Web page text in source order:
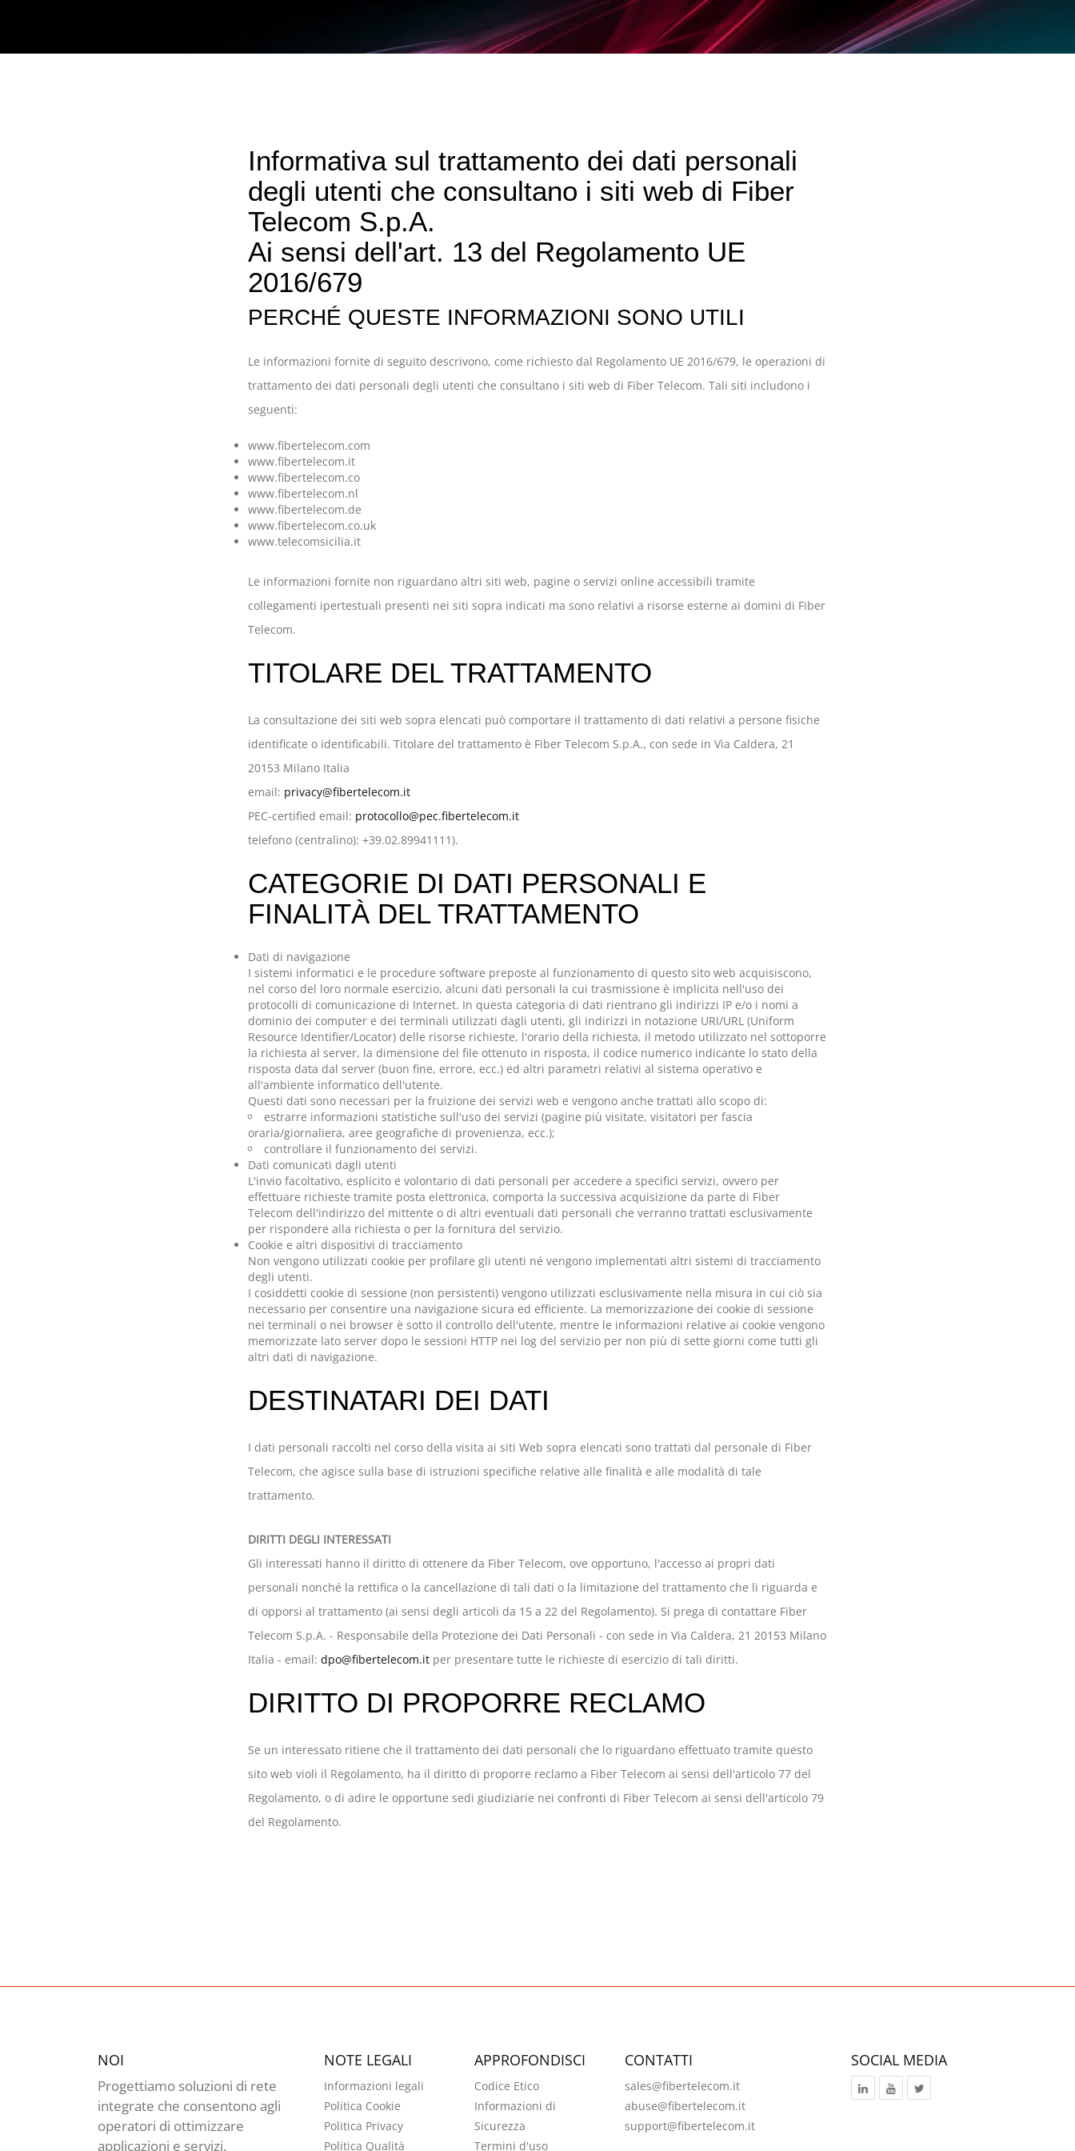
Informativa sul trattamento dei dati personali
degli utenti che consultano i siti web di Fiber
Telecom S.p.A.
Ai sensi dell'art. 13 del Regolamento UE
2016/679
PERCHÉ QUESTE INFORMAZIONI SONO UTILI
Le informazioni fornite di seguito descrivono, come richiesto dal Regolamento UE 2016/679, le operazioni di
trattamento dei dati personali degli utenti che consultano i siti web di Fiber Telecom. Tali siti includono i
seguenti:
www.fibertelecom.com
www.fibertelecom.it
www.fibertelecom.co
www.fibertelecom.nl
www.fibertelecom.de
www.fibertelecom.co.uk
www.telecomsicilia.it
Le informazioni fornite non riguardano altri siti web, pagine o servizi online accessibili tramite
collegamenti ipertestuali presenti nei siti sopra indicati ma sono relativi a risorse esterne ai domini di Fiber
Telecom.
TITOLARE DEL TRATTAMENTO
La consultazione dei siti web sopra elencati può comportare il trattamento di dati relativi a persone fisiche
identificate o identificabili. Titolare del trattamento è Fiber Telecom S.p.A., con sede in Via Caldera, 21
20153 Milano Italia
email: privacy@fibertelecom.it
PEC-certified email: protocollo@pec.fibertelecom.it
telefono (centralino): +39.02.89941111).
CATEGORIE DI DATI PERSONALI E
FINALITÀ DEL TRATTAMENTO
Dati di navigazione
I sistemi informatici e le procedure software preposte al funzionamento di questo sito web acquisiscono,
nel corso del loro normale esercizio, alcuni dati personali la cui trasmissione è implicita nell'uso dei
protocolli di comunicazione di Internet. In questa categoria di dati rientrano gli indirizzi IP e/o i nomi a
dominio dei computer e dei terminali utilizzati dagli utenti, gli indirizzi in notazione URI/URL (Uniform
Resource Identifier/Locator) delle risorse richieste, l'orario della richiesta, il metodo utilizzato nel sottoporre
la richiesta al server, la dimensione del file ottenuto in risposta, il codice numerico indicante lo stato della
risposta data dal server (buon fine, errore, ecc.) ed altri parametri relativi al sistema operativo e
all'ambiente informatico dell'utente.
Questi dati sono necessari per la fruizione dei servizi web e vengono anche trattati allo scopo di:
estrarre informazioni statistiche sull'uso dei servizi (pagine più visitate, visitatori per fascia
oraria/giornaliera, aree geografiche di provenienza, ecc.);
controllare il funzionamento dei servizi.
Dati comunicati dagli utenti
L'invio facoltativo, esplicito e volontario di dati personali per accedere a specifici servizi, ovvero per
effettuare richieste tramite posta elettronica, comporta la successiva acquisizione da parte di Fiber
Telecom dell'indirizzo del mittente o di altri eventuali dati personali che verranno trattati esclusivamente
per rispondere alla richiesta o per la fornitura del servizio.
Cookie e altri dispositivi di tracciamento
Non vengono utilizzati cookie per profilare gli utenti né vengono implementati altri sistemi di tracciamento
degli utenti.
I cosiddetti cookie di sessione (non persistenti) vengono utilizzati esclusivamente nella misura in cui ciò sia
necessario per consentire una navigazione sicura ed efficiente. La memorizzazione dei cookie di sessione
nei terminali o nei browser è sotto il controllo dell'utente, mentre le informazioni relative ai cookie vengono
memorizzate lato server dopo le sessioni HTTP nei log del servizio per non più di sette giorni come tutti gli
altri dati di navigazione.
DESTINATARI DEI DATI
I dati personali raccolti nel corso della visita ai siti Web sopra elencati sono trattati dal personale di Fiber
Telecom, che agisce sulla base di istruzioni specifiche relative alle finalità e alle modalità di tale
trattamento.
DIRITTI DEGLI INTERESSATI
Gli interessati hanno il diritto di ottenere da Fiber Telecom, ove opportuno, l'accesso ai propri dati
personali nonché la rettifica o la cancellazione di tali dati o la limitazione del trattamento che li riguarda e
di opporsi al trattamento (ai sensi degli articoli da 15 a 22 del Regolamento). Si prega di contattare Fiber
Telecom S.p.A. - Responsabile della Protezione dei Dati Personali - con sede in Via Caldera, 21 20153 Milano
Italia - email:dpo@fibertelecom.it per presentare tutte le richieste di esercizio di tali diritti.
DIRITTO DI PROPORRE RECLAMO
Se un interessato ritiene che il trattamento dei dati personali che lo riguardano effettuato tramite questo
sito web violi il Regolamento, ha il diritto di proporre reclamo a Fiber Telecom ai sensi dell'articolo 77 del
Regolamento, o di adire le opportune sedi giudiziarie nei confronti di Fiber Telecom ai sensi dell'articolo 79
del Regolamento.
NOI
Progettiamo soluzioni di rete
integrate che consentono agli
operatori di ottimizzare
applicazioni e servizi.
NOTE LEGALI
Informazioni legali
Politica Cookie
Politica Privacy
Politica Qualità
APPROFONDISCI
Codice Etico
Informazioni di
Sicurezza
Termini d'uso
CONTATTI
sales@fibertelecom.it
abuse@fibertelecom.it
support@fibertelecom.it
SOCIAL MEDIA